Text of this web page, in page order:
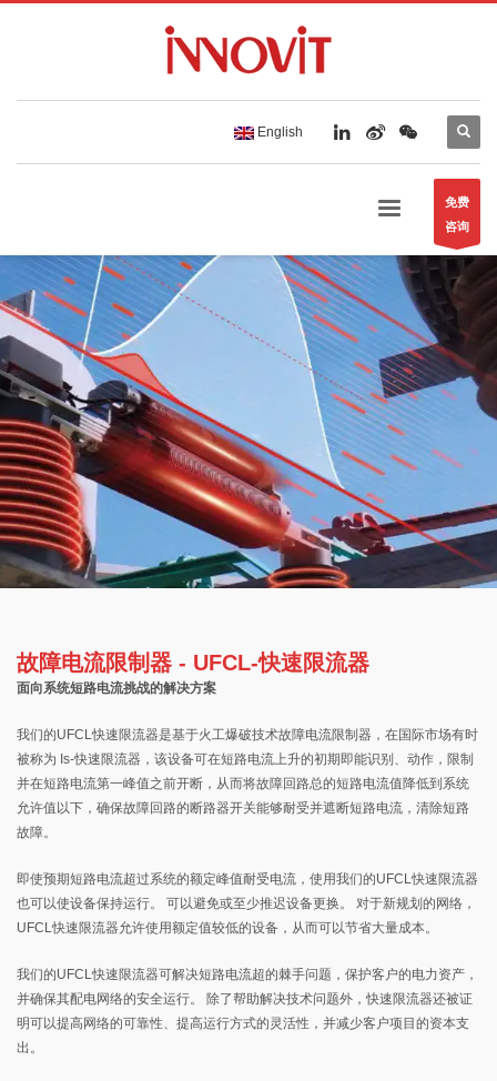
English
免费
咨询
故障电流限制器 - UFCL-快速限流器
面向系统短路电流挑战的解决方案
我们的UFCL快速限流器是基于火工爆破技术故障电流限制器，在国际市场有时
被称为 Is-快速限流器，该设备可在短路电流上升的初期即能识别、动作，限制
并在短路电流第一峰值之前开断，从而将故障回路总的短路电流值降低到系统
允许值以下，确保故障回路的断路器开关能够耐受并遮断短路电流，清除短路
故障。
即使预期短路电流超过系统的额定峰值耐受电流，使用我们的UFCL快速限流器
也可以使设备保持运行。 可以避免或至少推迟设备更换。 对于新规划的网络，
UFCL快速限流器允许使用额定值较低的设备，从而可以节省大量成本。
我们的UFCL快速限流器可解决短路电流超的棘手问题，保护客户的电力资产，
并确保其配电网络的安全运行。 除了帮助解决技术问题外，快速限流器还被证
明可以提高网络的可靠性、提高运行方式的灵活性，并减少客户项目的资本支
出。